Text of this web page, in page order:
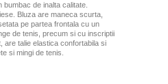
bumbac de inalta calitate.
Bluza are maneca scurta,
pe partea frontala cu un
de tenis, precum si cu inscriptii
are talie elastica confortabila si
si mingi de tenis.